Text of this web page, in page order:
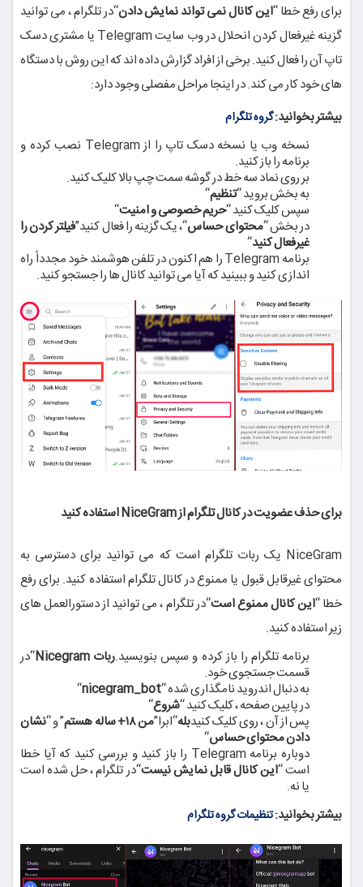
برای رفع خطا “این کانال نمی تواندنمایش دادن“در تلگرام ، می توانید
گزینه غیرفعال کردن انحلال در وب سایت Telegram یا مشتری دسک
تاپ آن را فعال کنید. برخی از افراد گزارش داده اند که این روش با دستگاه
های خود کار می کند. در اینجا مراحل مفصلی وجود دارد:
بیشتر بخوانید:گروه تلگرام
نسخه وب یا نسخه دسک تاپ را از Telegram نصب کرده و
برنامه را باز کنید.
بر روی نماد سه خط در گوشه سمت چپ بالا کلیک کنید.
به بخش بروید “تنظیم“
سپس کلیک کنید “حریم خصوصی و امنیت“
در بخش “محتوای حساس“، یک گزینه را فعال کنید”فیلتر کردن را
غیرفعال کنید“
برنامه Telegram را هم اکنون در تلفن هوشمند خود مجدداً راه
اندازی کنید و ببینید که آیا می توانید کانال ها را جستجو کنید.
برای حذف عضویت در کانال تلگرام از NiceGram استفاده کنید
NiceGram یک ربات تلگرام است که می توانید برای دسترسی به
محتوای غیرقابل قبول یا ممنوع در کانال تلگرام استفاده کنید. برای رفع
خطا “این کانال ممنوع است“در تلگرام ، می توانید از دستورالعمل های
زیر استفاده کنید.
برنامه تلگرام را باز کرده و سپس بنویسید.ربات Nicegram
“در
قسمت جستجوی خود.
به دنبال اندروید نامگذاری شده “nicegram_bot
“
در پایین صفحه ، کلیک کنید “شروع“
پس از آن ، روی کلیک کنیدبله“ابرا”من ۱۸+ ساله هستم ” و “نشان
دادن محتوای حساس“
دوباره برنامه Telegram را باز کنید و بررسی کنید که آیا خطا
است “این کانال قابل نمایش نیست“در تلگرام ، حل شده است
یا نه.
بیشتر بخوانید:تنظیمات گروه تلگرام